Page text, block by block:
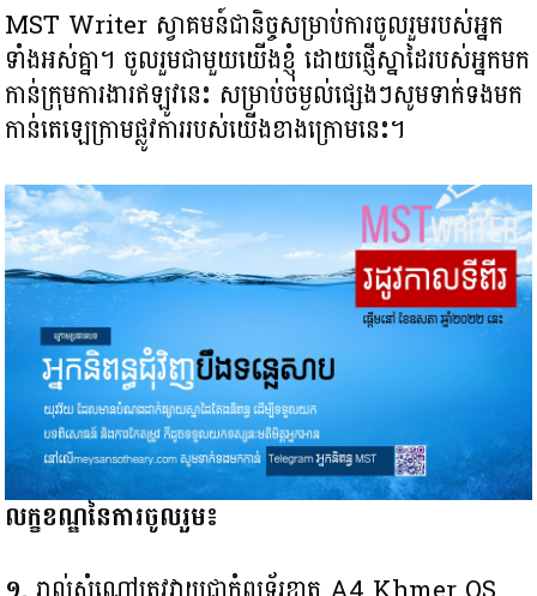
MST Writer ស្វាគមន៍ជានិច្ចសម្រាប់ការចូលរួមរបស់អ្នក
ទាំងអស់គ្នា។ ចូលរួមជាមួយយើងខ្ញុំ ដោយផ្ញើស្នាដៃរបស់អ្នកមក
កាន់ក្រុមការងារឥឡូវនេះ សម្រាប់ចម្ងល់ផ្សេងៗសូមទាក់ទងមក
កាន់តេឡេក្រាមផ្លូវការរបស់យើងខាងក្រោមនេះ។
លក្ខខណ្ឌនៃការចូលរួម៖